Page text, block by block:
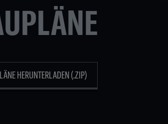
HERUNTERLADEN (.ZIP)